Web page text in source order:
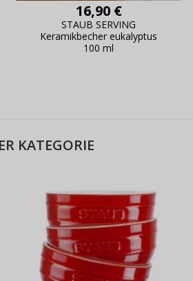
16,90 €
STAUB SERVING
Keramikbecher eukalyptus
100 ml
KATEGORIE